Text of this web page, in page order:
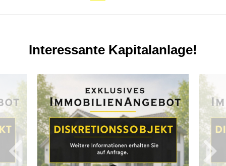
Interessante Kapitalanlage!